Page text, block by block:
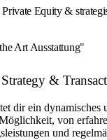
Equity &
Art Ausstattung"
&
dir ein
von
und